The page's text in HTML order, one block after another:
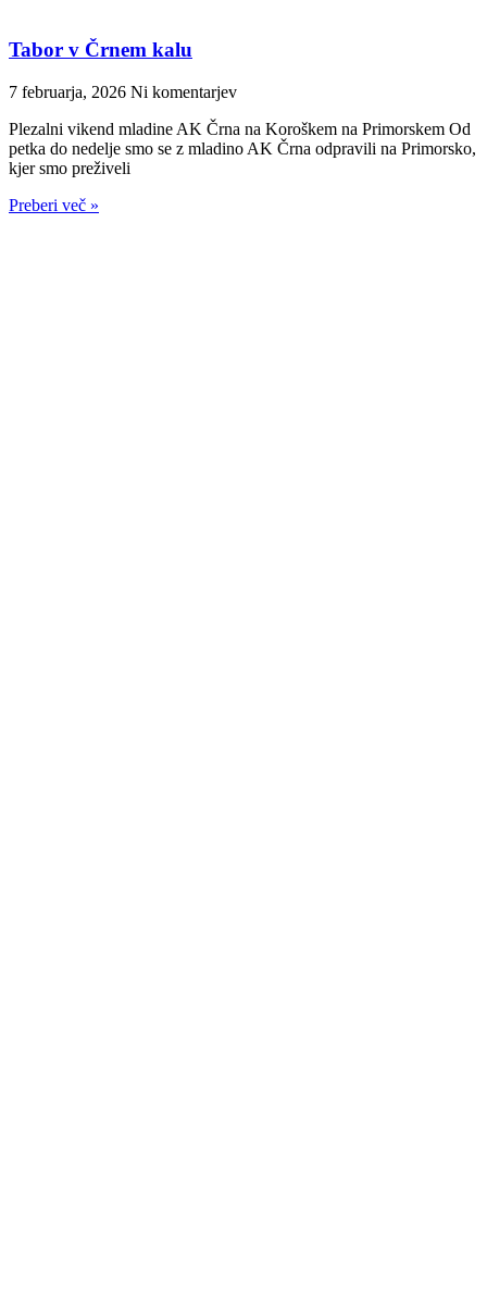
Tabor v Črnem kalu
7 februarja, 2026 Ni komentarjev
Plezalni vikend mladine AK Črna na Koroškem na Primorskem Od
petka do nedelje smo se z mladino AK Črna odpravili na Primorsko,
kjer smo preživeli
Preberi več »